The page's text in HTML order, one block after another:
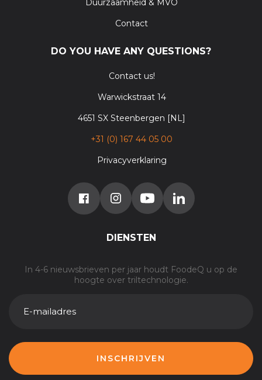
Duurzaamheid & MVO
Contact
DO YOU HAVE ANY QUESTIONS?
Contact us!
Warwickstraat 14
4651 SX Steenbergen [NL]
+31 (0) 167 44 05 00
Privacyverklaring
DIENSTEN
In 4-6 nieuwsbrieven per jaar houdt FoodeQ u op de
hoogte over triltechnologie.